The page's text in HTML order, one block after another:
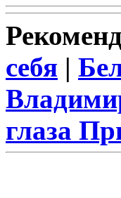
себя |
глаза